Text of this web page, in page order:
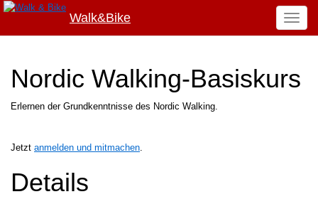
Toggle
Walk&Bike
Nordic Walking-Basiskurs
Erlernen der Grundkenntnisse des Nordic Walking.
Jetzt anmelden und mitmachen.
Details